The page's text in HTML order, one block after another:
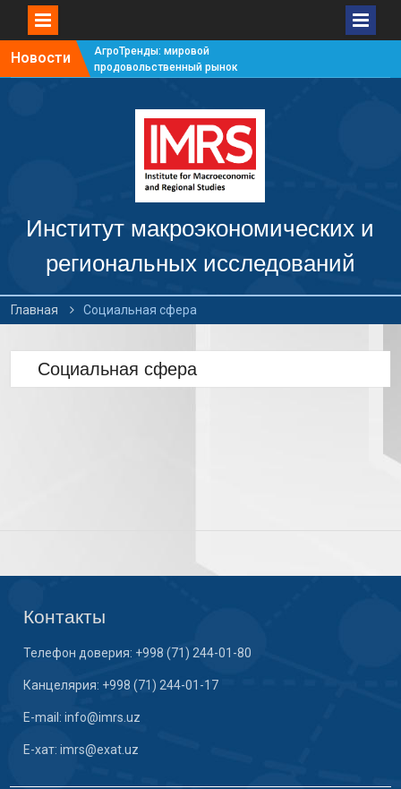
Новости
АгроТренды: мировой
продовольственный рынок
продовольственный рынок
АгроТренды: мировой
продовольственный рынок
АгроТренды: мировой
#4
Институт макроэкономических и
региональных исследований
Главная Социальная сфера
Социальная сфера
Контакты
Телефон доверия: +998 (71) 244-01-80
Канцелярия: +998 (71) 244-01-17
E-mail: info@imrs.uz
E-хат: imrs@exat.uz